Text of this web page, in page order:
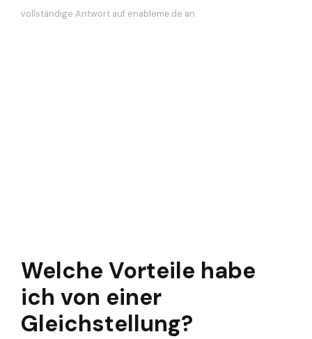
vollständige Antwort auf enableme.de an
Welche Vorteile habe
ich von einer
Gleichstellung?